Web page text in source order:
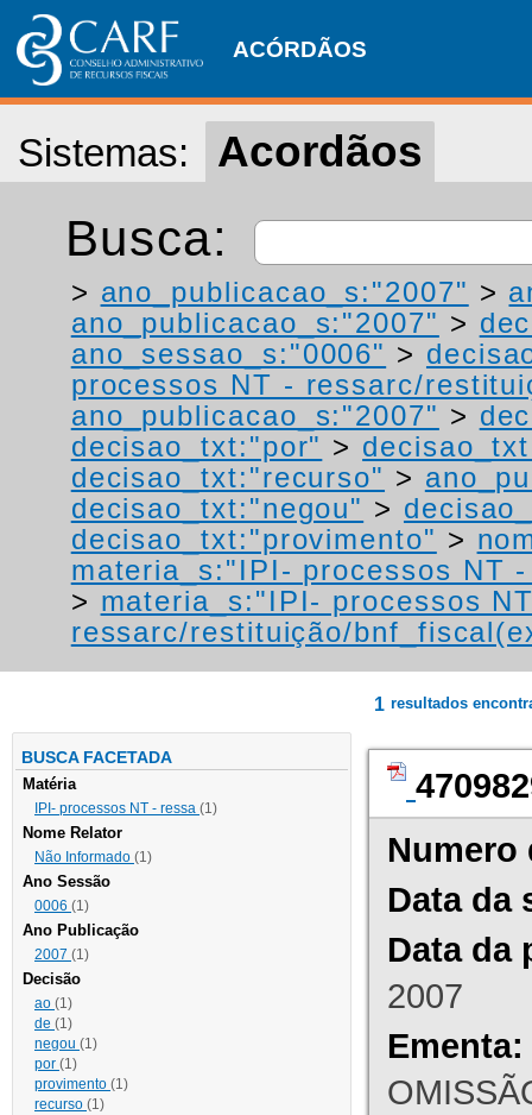
ACÓRDÃOS
Sistemas: Acordãos
Busca:
> ano_publicacao_s:"2007" >
ano_publicacao_s:"2007" >
ano_sessao_s:"0006" >
processos NT - ressarc/
ano_publicacao_s:"2007" >
decisao_txt:"por" >
decisao_txt:"recurso" >
decisao_txt:"negou" >
decisao_txt:"provimento" >
materia_s:"IPI- processos NT
> materia_s:"IPI- processos
ressarc/restituição/
BUSCA FACETADA
Matéria
IPI- processos NT - ressa (1)
Nome Relator
Não Informado (1)
Ano Sessão
0006 (1)
Ano Publicação
2007 (1)
Decisão
ao (1)
de (1)
negou (1)
por (1)
provimento (1)
recurso (1)
1 resultados
Numero
Data da
Data da
2007
Ementa: